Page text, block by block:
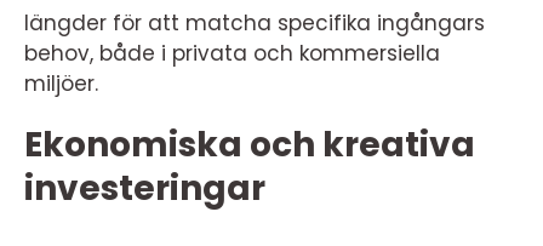
längder för att matcha specifika ingångars
behov, både i privata och kommersiella
miljöer.
Ekonomiska och kreativa
investeringar